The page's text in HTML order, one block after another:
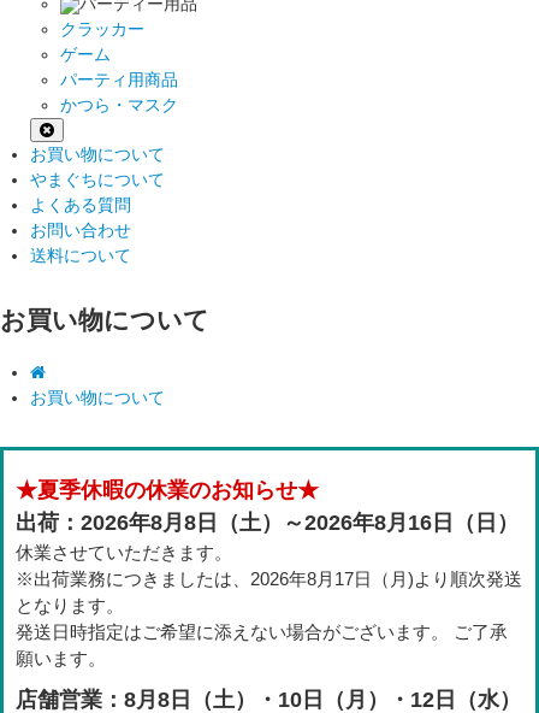
クラッカー
ゲーム
パーティ用商品
かつら・マスク
お買い物について
やまぐちについて
よくある質問
お問い合わせ
送料について
お買い物について
お買い物について
★夏季休暇の休業のお知らせ★
出荷：2026年8月8日（土）～2026年8月16日（日）
休業させていただきます。
※出荷業務につきましたは、2026年8月17日（月)より順次発送
となります。
発送日時指定はご希望に添えない場合がございます。 ご了承
願います。
店舗営業：8月8日（土）・10日（月）・12日（水）